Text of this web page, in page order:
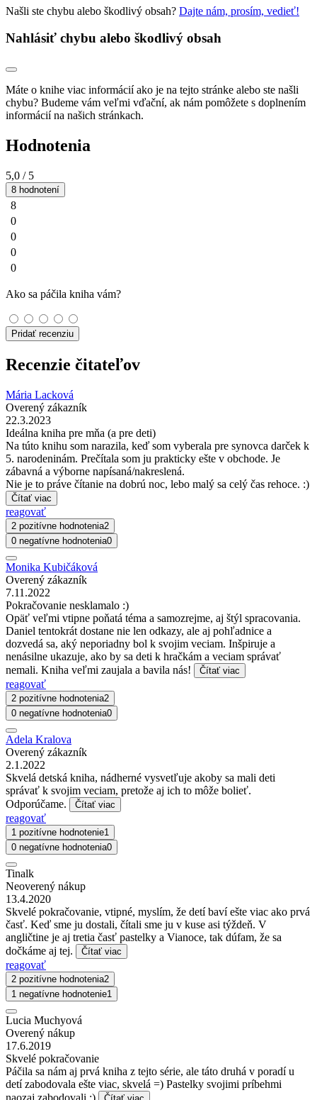
Našli ste chybu alebo škodlivý obsah? Dajte nám, prosím, vedieť!
Nahlásiť chybu alebo škodlivý obsah
Máte o knihe viac informácií ako je na tejto stránke alebo ste našli
chybu? Budeme vám veľmi vďační, ak nám pomôžete s doplnením
informácií na našich stránkach.
Hodnotenia
5,0 / 5
8 hodnotení
8
0
0
0
0
Ako sa páčila kniha vám?
Pridať recenziu
Recenzie čitateľov
Mária Lacková
Overený zákazník
22.3.2023
Ideálna kniha pre mňa (a pre deti)
Na túto knihu som narazila, keď som vyberala pre synovca darček k
5. narodeninám. Prečítala som ju prakticky ešte v obchode. Je
zábavná a výborne napísaná/nakreslená.
Nie je to práve čítanie na dobrú noc, lebo malý sa celý čas rehoce. :)
Čítať viac
reagovať
2 pozitívne hodnotenia2
0 negatívne hodnotenia0
Monika Kubičáková
Overený zákazník
7.11.2022
Pokračovanie nesklamalo :)
Opäť veľmi vtipne poňatá téma a samozrejme, aj štýl spracovania.
Daniel tentokrát dostane nie len odkazy, ale aj pohľadnice a
dozvedá sa, aký neporiadny bol k svojim veciam. Inšpiruje a
nenásilne ukazuje, ako by sa deti k hračkám a veciam správať
nemali. Kniha veľmi zaujala a bavila nás!
Čítať viac
reagovať
2 pozitívne hodnotenia2
0 negatívne hodnotenia0
Adela Kralova
Overený zákazník
2.1.2022
Skvelá detská kniha, nádherné vysvetľuje akoby sa mali deti
správať k svojim veciam, pretože aj ich to môže bolieť.
Odporúčame.
Čítať viac
reagovať
1 pozitívne hodnotenie1
0 negatívne hodnotenia0
Tinalk
Neoverený nákup
13.4.2020
Skvelé pokračovanie, vtipné, myslím, že detí baví ešte viac ako prvá
časť. Keď sme ju dostali, čítali sme ju v kuse asi týždeň. V
angličtine je aj tretia časť pastelky a Vianoce, tak dúfam, že sa
dočkáme aj tej.
Čítať viac
reagovať
2 pozitívne hodnotenia2
1 negatívne hodnotenie1
Lucia Muchyová
Overený nákup
17.6.2019
Skvelé pokračovanie
Páčila sa nám aj prvá kniha z tejto série, ale táto druhá v poradí u
detí zabodovala ešte viac, skvelá =) Pastelky svojimi príbehmi
naozaj zabodovali :)